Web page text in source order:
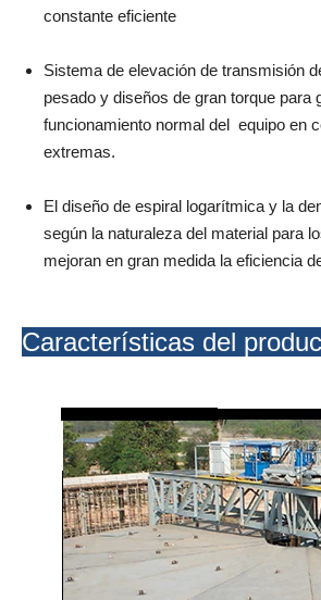
constante eficiente
Sistema de elevación de transmisión
pesado y diseños de gran torque para
funcionamiento normal del equipo en
extremas.
El diseño de espiral logarítmica y la
según la naturaleza del material para
mejoran en gran medida la eficiencia
Características del